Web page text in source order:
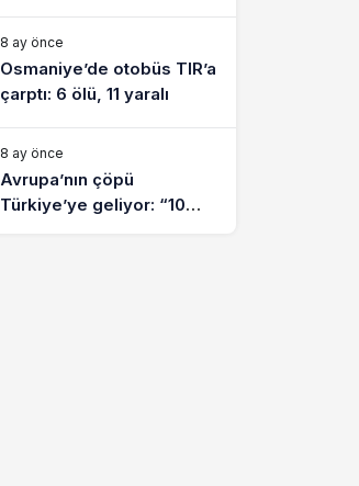
8 ay önce
Osmaniye’de otobüs TIR’a
çarptı: 6 ölü, 11 yaralı
8 ay önce
Avrupa’nın çöpü
Türkiye’ye geliyor: “10